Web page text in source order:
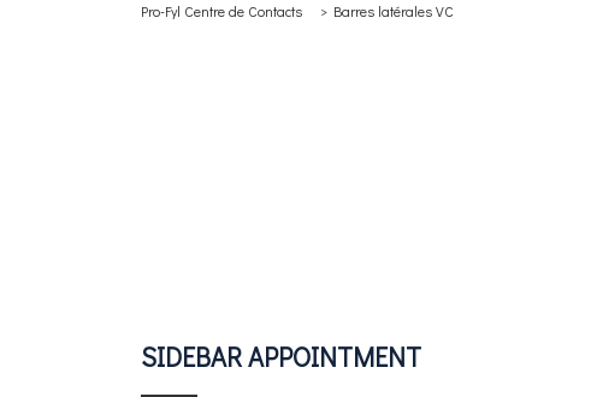
Pro-Fyl Centre de Contacts > Barres latérales VC
SIDEBAR APPOINTMENT